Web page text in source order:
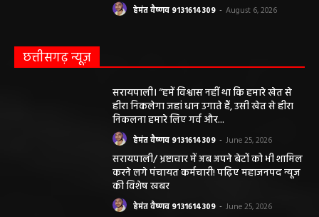
हेमंत वैष्णव 9131614309 - August 6, 2026
छत्तीसगढ़ न्यूज़
सरायपाली। “हमें विश्वास नहीं था कि हमारे खेत से
हीरा निकलेगा जहां धान उगाते हैं, उसी खेत से हीरा
निकलना हमारे लिए गर्व और...
हेमंत वैष्णव 9131614309 - June 25, 2026
सरायपाली/ भ्रष्टाचार में अब अपने बेटों को भी शामिल
करने लगे पंचायत कर्मचारी! पढ़िए महाजनपद न्यूज
की विशेष खबर
हेमंत वैष्णव 9131614309 - June 25, 2026